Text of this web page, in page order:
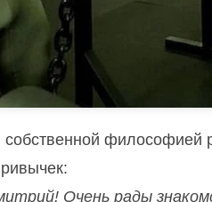
собственной
Очень рады